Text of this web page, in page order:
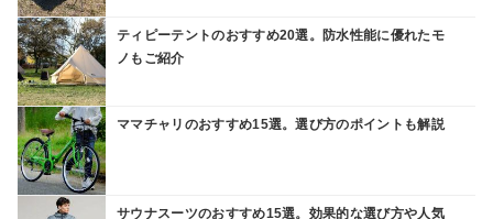
ティピーテントのおすすめ20選。防水性能に優れたモ
ノもご紹介
ママチャリのおすすめ15選。選び方のポイントも解説
サウナスーツのおすすめ15選。効果的な選び方や人気